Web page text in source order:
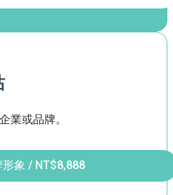
業或品牌。
形象 / NT$8,888